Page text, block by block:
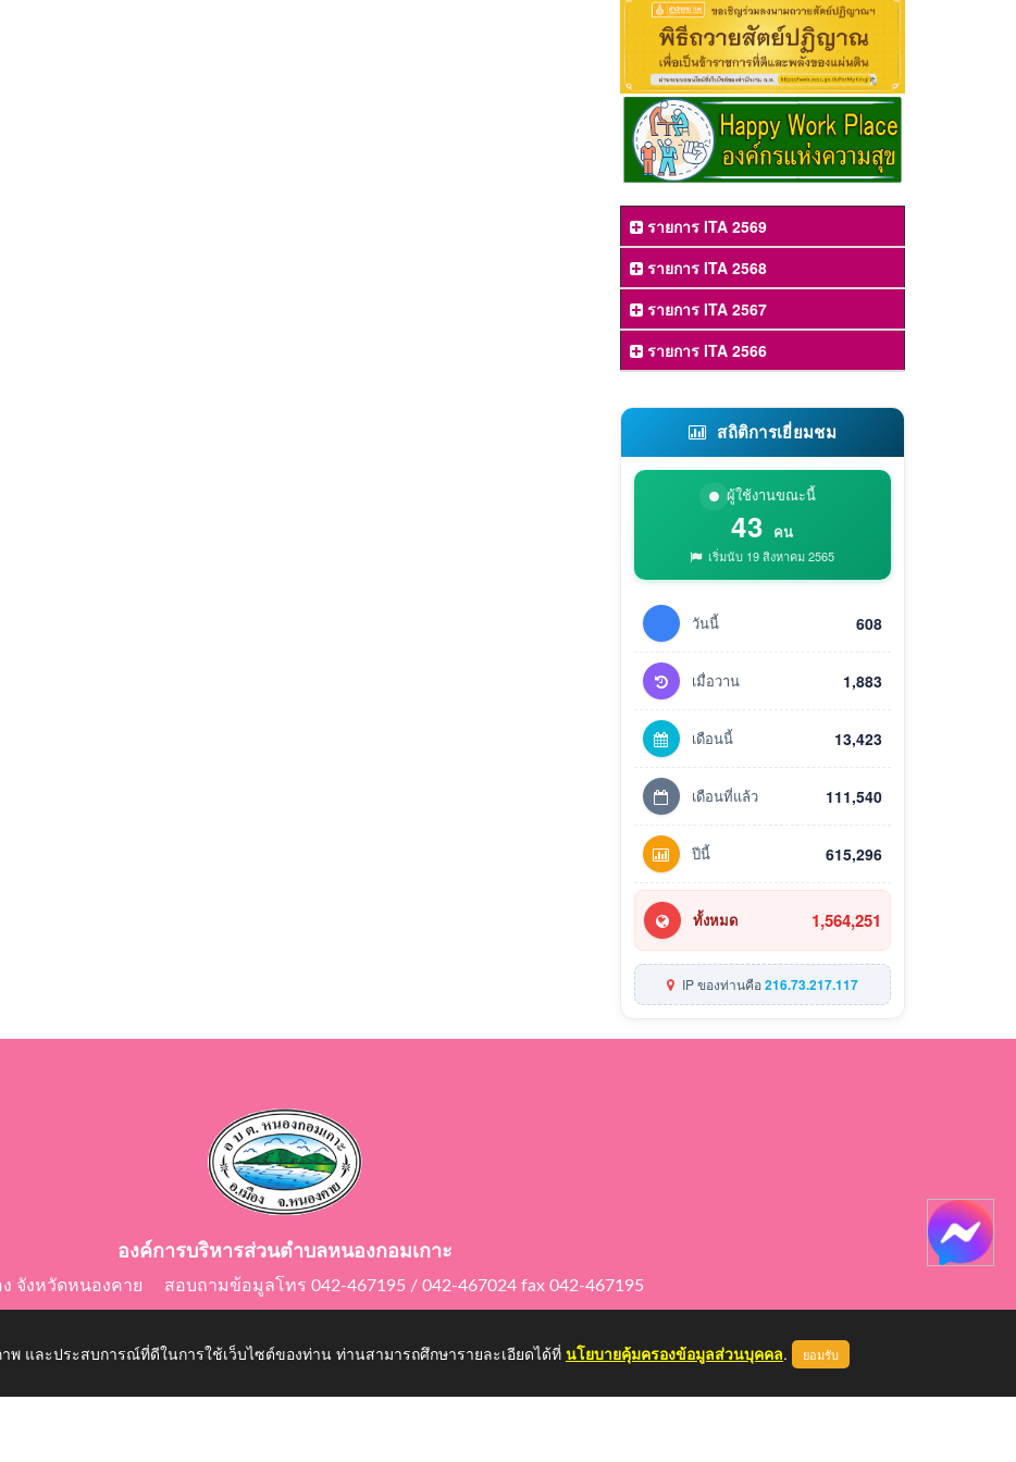
รายการ ITA 2569
รายการ ITA 2568
รายการ ITA 2567
รายการ ITA 2566
สถิติการเยี่ยมชม
ผู้ใช้งานขณะนี้
43 คน
เริ่มนับ 19 สิงหาคม 2565
วันนี้ 608
เมื่อวาน 1,883
เดือนนี้ 13,423
เดือนที่แล้ว 111,540
ปีนี้ 615,296
ทั้งหมด 1,564,251
IP ของท่านคือ216.73.217.117
องค์การบริหารส่วนตำบลหนองกอมเกาะ
ง จังหวัดหนองคาย สอบถามข้อมูลโทร 042-467195 / 042-467024 fax 042-467195
พ และประสบการณ์ที่ดีในการใช้เว็บไซต์ของท่าน ท่านสามารถศึกษารายละเอียดได้ที่ นโยบายคุ้มครองข้อมูลส่วนบุคคล. ยอมรับ